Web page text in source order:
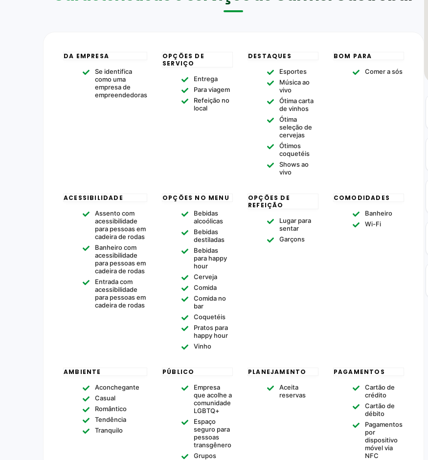
DA EMPRESA
Se identifica
como uma
empresa de
empreendedoras
OPÇÕES DE
SERVIÇO
Entrega
Para viagem
Refeição no
local
DESTAQUES
Esportes
Música ao
vivo
Ótima carta
de vinhos
Ótima
seleção de
cervejas
Ótimos
coquetéis
Shows ao
vivo
BOM PARA
Comer a sós
ACESSIBILIDADE
Assento com
acessibilidade
para pessoas em
cadeira de rodas
Banheiro com
acessibilidade
para pessoas em
cadeira de rodas
Entrada com
acessibilidade
para pessoas em
cadeira de rodas
OPÇÕES NO MENU
Bebidas
alcoólicas
Bebidas
destiladas
Bebidas
para happy
hour
Cerveja
Comida
Comida no
bar
Coquetéis
Pratos para
happy hour
Vinho
OPÇÕES DE
REFEIÇÃO
Lugar para
sentar
Garçons
COMODIDADES
Banheiro
Wi-Fi
AMBIENTE
Aconchegante
Casual
Romântico
Tendência
Tranquilo
PÚBLICO
Empresa
que acolhe a
comunidade
LGBTQ+
Espaço
seguro para
pessoas
transgênero
Grupos
PLANEJAMENTO
Aceita
reservas
PAGAMENTOS
Cartão de
crédito
Cartão de
débito
Pagamentos
por
dispositivo
móvel via
NFC